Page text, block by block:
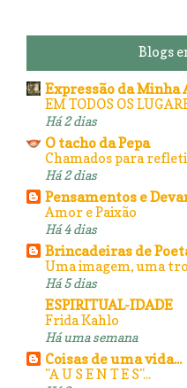
Blogs
Expressão da Minha
EM TODOS OS
Há 2 dias
O tacho da Pepa
Chamados para
Há 2 dias
Pensamentos e
Amor e Paixão
Há 4 dias
Brincadeiras de
Uma imagem, uma
Há 5 dias
ESPIRITUAL-IDADE
Frida Kahlo
Há uma semana
Coisas de uma vida...
"A U S E N T E S"...